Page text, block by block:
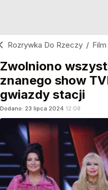
Rozrywka Do Rzeczy /
Zwolniono
znanego show
gwiazdy stacji
Dodano: 23 lipca 2024 12:08